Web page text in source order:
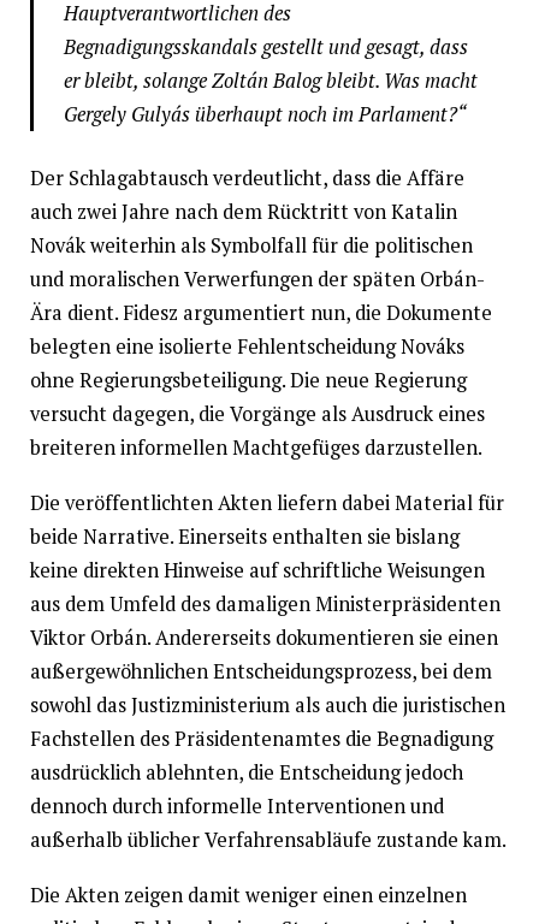
Hauptverantwortlichen des
Begnadigungsskandals gestellt und gesagt, dass
er bleibt, solange Zoltán Balog bleibt. Was macht
Gergely Gulyás überhaupt noch im Parlament?“
Der Schlagabtausch verdeutlicht, dass die Affäre
auch zwei Jahre nach dem Rücktritt von Katalin
Novák weiterhin als Symbolfall für die politischen
und moralischen Verwerfungen der späten Orbán-
Ära dient. Fidesz argumentiert nun, die Dokumente
belegten eine isolierte Fehlentscheidung Nováks
ohne Regierungsbeteiligung. Die neue Regierung
versucht dagegen, die Vorgänge als Ausdruck eines
breiteren informellen Machtgefüges darzustellen.
Die veröffentlichten Akten liefern dabei Material für
beide Narrative. Einerseits enthalten sie bislang
keine direkten Hinweise auf schriftliche Weisungen
aus dem Umfeld des damaligen Ministerpräsidenten
Viktor Orbán. Andererseits dokumentieren sie einen
außergewöhnlichen Entscheidungsprozess, bei dem
sowohl das Justizministerium als auch die juristischen
Fachstellen des Präsidentenamtes die Begnadigung
ausdrücklich ablehnten, die Entscheidung jedoch
dennoch durch informelle Interventionen und
außerhalb üblicher Verfahrensabläufe zustande kam.
Die Akten zeigen damit weniger einen einzelnen